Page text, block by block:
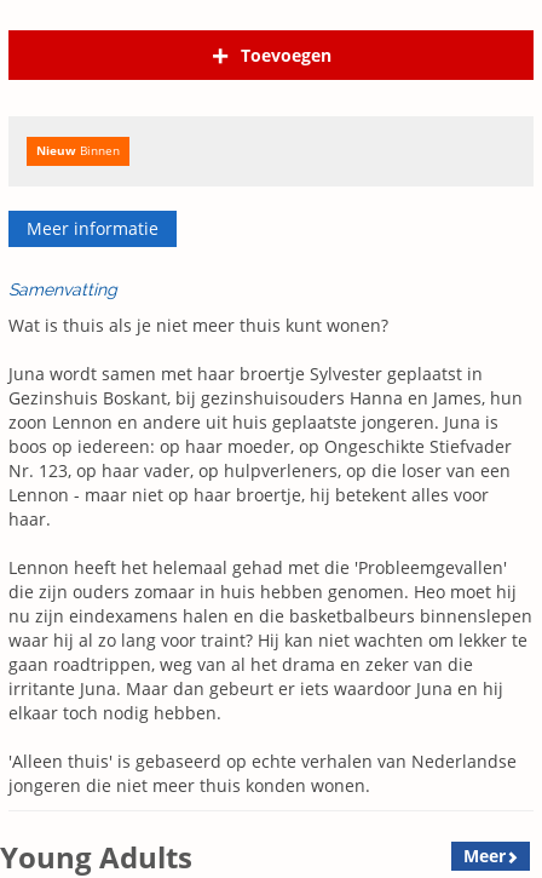
Toevoegen
Nieuw Binnen
Meer informatie
Samenvatting
Wat is thuis als je niet meer thuis kunt wonen?
Juna wordt samen met haar broertje Sylvester geplaatst in
Gezinshuis Boskant, bij gezinshuisouders Hanna en James, hun
zoon Lennon en andere uit huis geplaatste jongeren. Juna is
boos op iedereen: op haar moeder, op Ongeschikte Stiefvader
Nr. 123, op haar vader, op hulpverleners, op die loser van een
Lennon - maar niet op haar broertje, hij betekent alles voor
haar.
Lennon heeft het helemaal gehad met die 'Probleemgevallen'
die zijn ouders zomaar in huis hebben genomen. Heo moet hij
nu zijn eindexamens halen en die basketbalbeurs binnenslepen
waar hij al zo lang voor traint? Hij kan niet wachten om lekker te
gaan roadtrippen, weg van al het drama en zeker van die
irritante Juna. Maar dan gebeurt er iets waardoor Juna en hij
elkaar toch nodig hebben.
'Alleen thuis' is gebaseerd op echte verhalen van Nederlandse
jongeren die niet meer thuis konden wonen.
Young Adults Meer